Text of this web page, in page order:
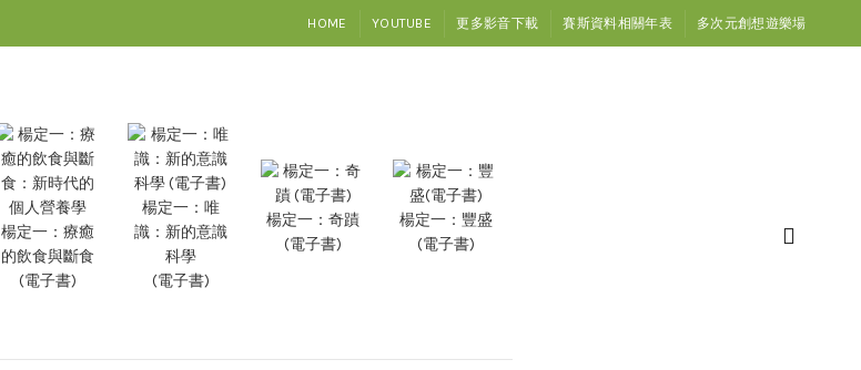
HOME YOUTUBE 更多影音下載 賽斯資料相關年表 多次元創想遊樂場
楊定一：療癒
的飲食與斷食
(電子書)
楊定一：唯
識：新的意識
科學
(電子書)
楊定一：奇蹟
(電子書)
楊定一：豐盛
(電子書)